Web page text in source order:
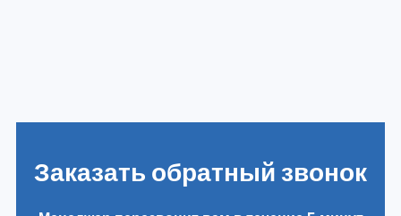
Заказать обратный звонок